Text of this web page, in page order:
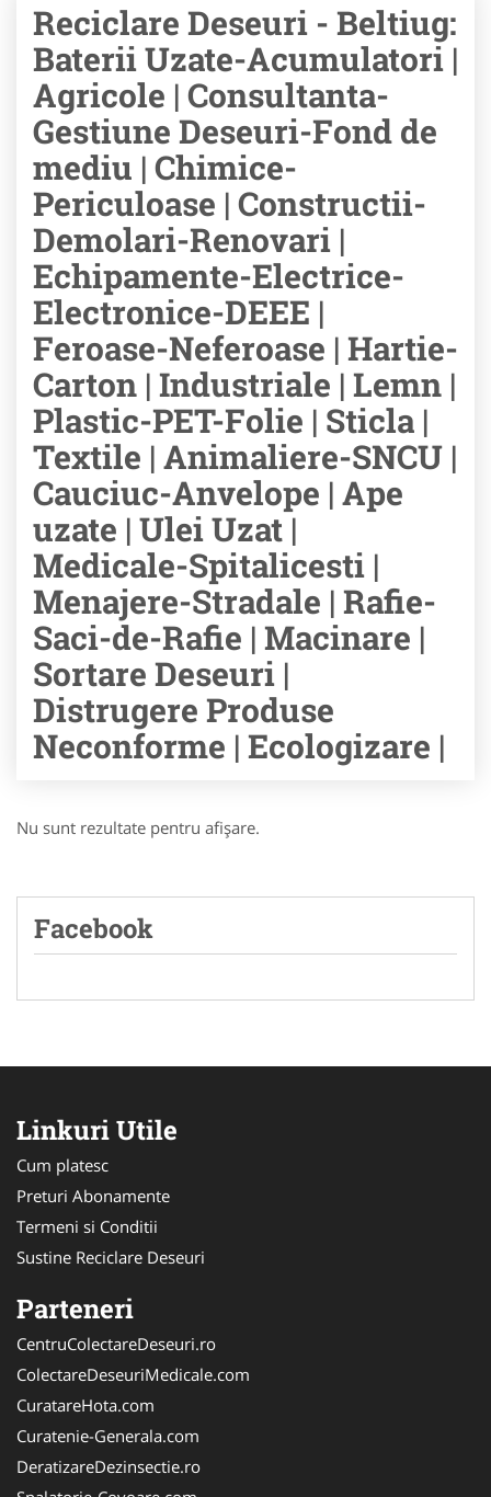
Reciclare Deseuri - Beltiug:
Baterii Uzate-Acumulatori |
Agricole | Consultanta-
Gestiune Deseuri-Fond de
mediu | Chimice-
Periculoase | Constructii-
Demolari-Renovari |
Echipamente-Electrice-
Electronice-DEEE |
Feroase-Neferoase | Hartie-
Carton | Industriale | Lemn |
Plastic-PET-Folie | Sticla |
Textile | Animaliere-SNCU |
Cauciuc-Anvelope | Ape
uzate | Ulei Uzat |
Medicale-Spitalicesti |
Menajere-Stradale | Rafie-
Saci-de-Rafie | Macinare |
Sortare Deseuri |
Distrugere Produse
Neconforme | Ecologizare |
Nu sunt rezultate pentru afişare.
Facebook
Linkuri Utile
Cum platesc
Preturi Abonamente
Termeni si Conditii
Sustine Reciclare Deseuri
Parteneri
CentruColectareDeseuri.ro
ColectareDeseuriMedicale.com
CuratareHota.com
Curatenie-Generala.com
DeratizareDezinsectie.ro